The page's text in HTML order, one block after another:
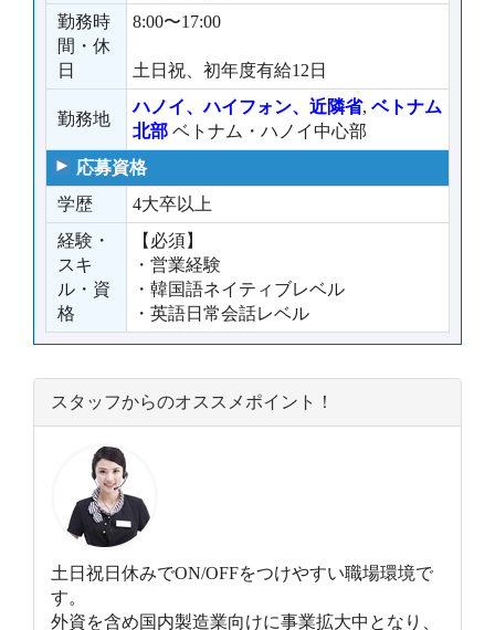
勤務時
間・休
日
8:00〜17:00
土日祝、初年度有給12日
勤務地
ハノイ、ハイフォン、近隣省, ベトナム
北部 ベトナム・ハノイ中心部
応募資格
学歴
4大卒以上
経験・
スキ
ル・資
格
【必須】
・営業経験
・韓国語ネイティブレベル
・英語日常会話レベル
スタッフからのオススメポイント！
土日祝日休みでON/OFFをつけやすい職場環境で
す。
外資を含め国内製造業向けに事業拡大中となり、